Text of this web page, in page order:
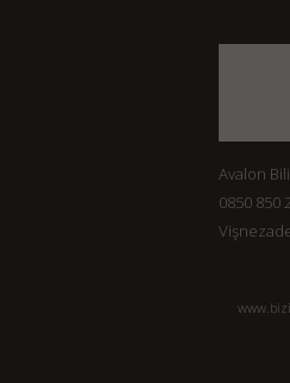
Avalon
0850 850